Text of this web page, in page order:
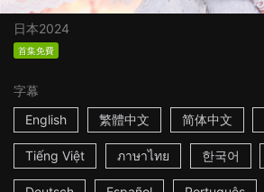
日本2024
首集免費
字幕
English
繁體中文 简体中文
Tiếng Việt ภาษาไทย 한국어